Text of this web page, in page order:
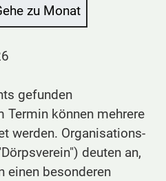
zu Monat
gefunden
Termin können mehrere
werden. Organisations-
deuten an,
einen besonderen